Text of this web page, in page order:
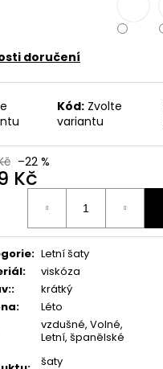
doručení
Kód: Zvolte
variantu
–22 %
Kč
: Letní šaty
:
viskóza
:
krátký
:
Léto
vzdušné, Volné,
Letní, španělské
šaty
VZOR,
MURRAY